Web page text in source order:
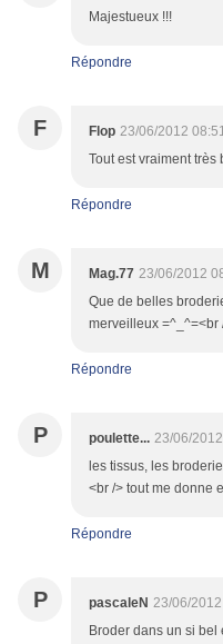
Majestueux !!!
Répondre
F Flop 23/06/2012
Tout est vraiment
Répondre
M Mag.77 23/06/2012
Que de belles
merveilleux =^_^=<br
Répondre
P poulette... 23/06/
les tissus, les
<br /> tout me donne
Répondre
P pascaleN 23/06/
Broder dans un si